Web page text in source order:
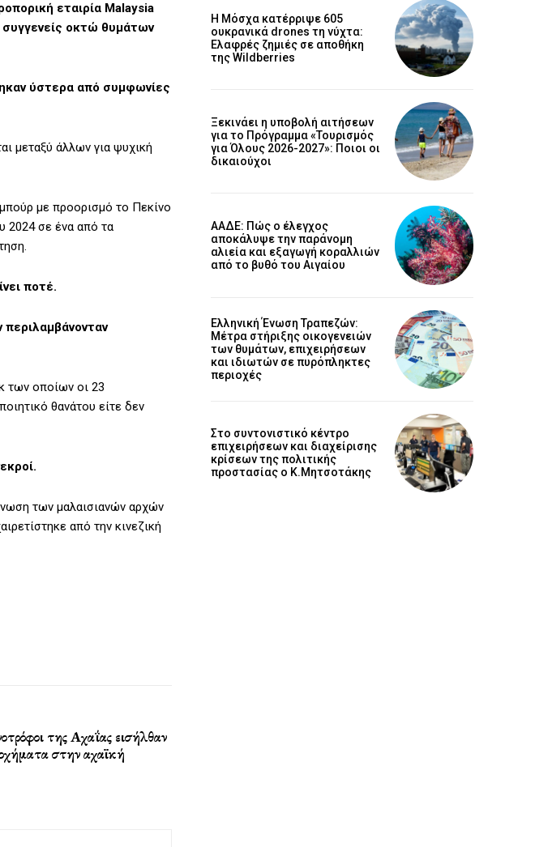
εταιρία Malaysia
οκτώ θυμάτων
ύστερα από συμφωνίες
μεταξύ άλλων για ψυχική
με προορισμό το Πεκίνο
2024 σε ένα από τα
ποτέ.
των οποίων οι 23
θανάτου είτε δεν
των μαλαισιανών αρχών
από την κινεζική
της Αχαΐας εισήλθαν
στην αχαϊκή
Η Μόσχα κατέρριψε 605
ουκρανικά drones τη νύχτα:
Ελαφρές ζημιές σε αποθήκη
της Wildberries
Ξεκινάει η υποβολή αιτήσεων
για το Πρόγραμμα «Τουρισμός
για Όλους 2026-2027»: Ποιοι οι
δικαιούχοι
ΑΑΔΕ: Πώς ο έλεγχος
αποκάλυψε την παράνομη
αλιεία και εξαγωγή κοραλλιών
από το βυθό του Αιγαίου
Ελληνική Ένωση Τραπεζών:
Μέτρα στήριξης οικογενειών
των θυμάτων, επιχειρήσεων
και ιδιωτών σε πυρόπληκτες
περιοχές
Στο συντονιστικό κέντρο
επιχειρήσεων και διαχείρισης
κρίσεων της πολιτικής
προστασίας ο Κ.Μητσοτάκης